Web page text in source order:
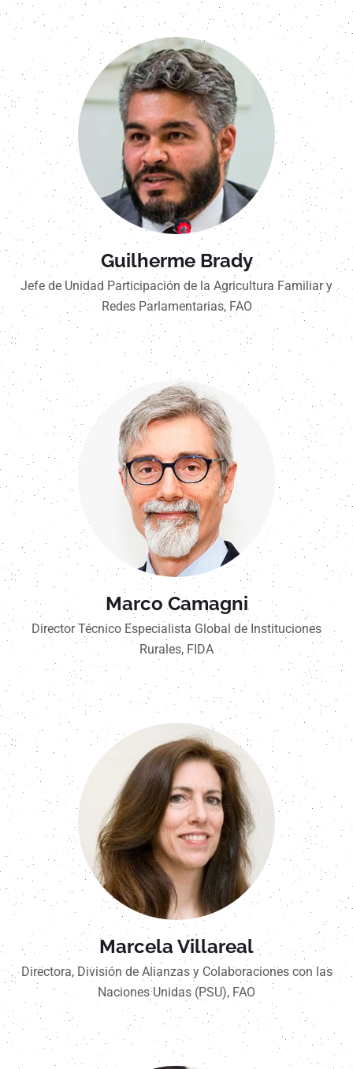
Guilherme Brady
Jefe de Unidad Participación de la Agricultura Familiar y
Redes Parlamentarias, FAO
Marco Camagni
Director Técnico Especialista Global de Instituciones
Rurales, FIDA
Marcela Villareal
Directora, División de Alianzas y Colaboraciones con las
Naciones Unidas (PSU), FAO